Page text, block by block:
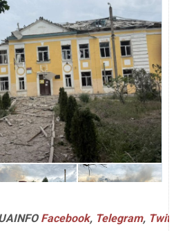
Facebook, Telegram,